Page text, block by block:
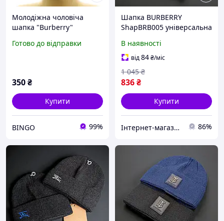
Молодіжна чоловіча
шапка "Burberry"
Готово до відправки
350₴
Купити
BINGO 99%
Шапка BURBERRY
ShapBRB005 універсальна
брендова нова стильна
модель
В наявності
від84₴/міс
836₴
1 045 ₴
Купити
Інтернет-магазин Cool Top 86%